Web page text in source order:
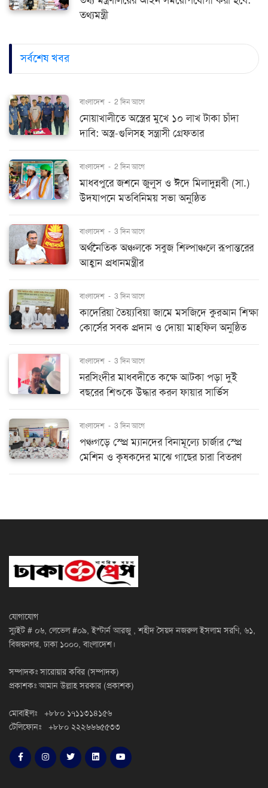
তথ্যমন্ত্রী
সর্বশেষ খবর
বাংলাদেশ - 2 দিন আগে
নোয়াখালীতে অস্ত্রের মুখে ১০ লাখ টাকা চাঁদা
দাবি: অস্ত্র-গুলিসহ সন্ত্রাসী গ্রেফতার
বাংলাদেশ - 2 দিন আগে
মাধবপুরে জশনে জুলুস ও ঈদে মিলাদুন্নবী (সা.)
উদযাপনে মতবিনিময় সভা অনুষ্ঠিত
বাংলাদেশ - 3 দিন আগে
অর্থনৈতিক অঞ্চলকে সবুজ শিল্পাঞ্চলে রূপান্তরের
আহ্বান প্রধানমন্ত্রীর
বাংলাদেশ - 3 দিন আগে
কাদেরিয়া তৈয়্যবিয়া জামে মসজিদে কুরআন শিক্ষা
কোর্সের সবক প্রদান ও দোয়া মাহফিল অনুষ্ঠিত
বাংলাদেশ - 3 দিন আগে
নরসিংদীর মাধবদীতে কক্ষে আটকা পড়া দুই
বছরের শিশুকে উদ্ধার করল ফায়ার সার্ভিস
বাংলাদেশ - 3 দিন আগে
পঞ্চগড়ে স্প্রে ম্যানদের বিনামূল্যে চার্জার স্প্রে
মেশিন ও কৃষকদের মাঝে গাছের চারা বিতরণ
যোগাযোগ
স্যুইট # ০৬, লেভেল #০৯, ইস্টার্ন আরজু , শহীদ সৈয়দ নজরুল ইসলাম সরণি, ৬১,
বিজয়নগর, ঢাকা ১০০০, বাংলাদেশ।
সম্পাদকঃ সারোয়ার কবির (সম্পাদক)
প্রকাশকঃ আমান উল্লাহ সরকার (প্রকাশক)
মোবাইলঃ +৮৮০ ১৭১১৩১৪১৫৬
টেলিফোনঃ +৮৮০ ২২২৬৬৬৫৫৩৩